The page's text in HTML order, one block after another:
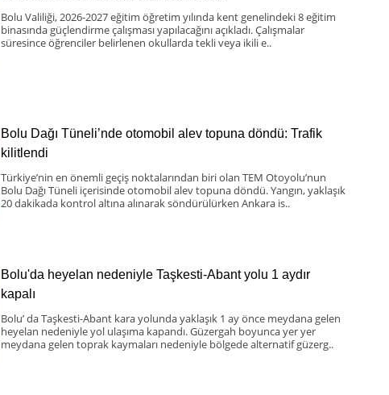
Bolu Valiliği, 2026-2027 eğitim öğretim yılında kent genelindeki 8 eğitim
binasında güçlendirme çalışması yapılacağını açıkladı. Çalışmalar
süresince öğrenciler belirlenen okullarda tekli veya ikili e..
Bolu Dağı Tüneli’nde otomobil alev topuna döndü: Trafik
kilitlendi
Türkiye’nin en önemli geçiş noktalarından biri olan TEM Otoyolu’nun
Bolu Dağı Tüneli içerisinde otomobil alev topuna döndü. Yangın, yaklaşık
20 dakikada kontrol altına alınarak söndürülürken Ankara is..
Bolu'da heyelan nedeniyle Taşkesti-Abant yolu 1 aydır
kapalı
Bolu’ da Taşkesti-Abant kara yolunda yaklaşık 1 ay önce meydana gelen
heyelan nedeniyle yol ulaşıma kapandı. Güzergah boyunca yer yer
meydana gelen toprak kaymaları nedeniyle bölgede alternatif güzerg..